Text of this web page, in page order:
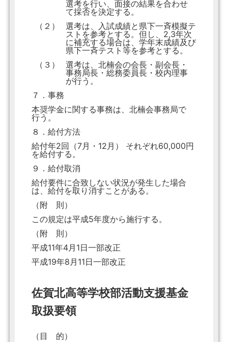
選考を行い、面接の結果を合わせ
て採否を決定する。
（２）
選考は、入試成績と県下一斉模擬テ
ストを参考とする。但し、2,3年次
に補充する場合は、学年末成績及び
県下一斉テスト等を参考とする。
（３）
選考は、北楠会の会長・副会長・
事務局長・総務委員長・校内理事
が行う。
７．事務
本奨学金に関する事務は、北楠会事務局で
行う。
８．給付方法
給付年2回（7月・12月） それぞれ60,000円
を給付する。
９．給付取消
給付要件に合致しない状況が発生した場合
は、給付を取り消すことがある。
（附 則）
この規定は平成5年度から施行する。
（附 則）
平成11年4月1日一部改正
平成19年8月11日一部改正
佐賀北高等学校部活動支援基金
取扱要領
（目 的）